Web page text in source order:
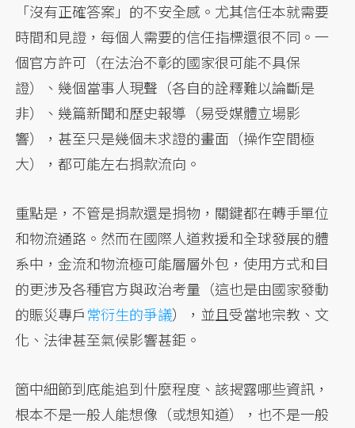
「沒有正確答案」的不安全感。尤其信任本就需要
時間和見證，每個人需要的信任指標還很不同。一
個官方許可（在法治不彰的國家很可能不具保
證）、幾個當事人現聲（各自的詮釋難以論斷是
非）、幾篇新聞和歷史報導（易受媒體立場影
響），甚至只是幾個未求證的畫面（操作空間極
大），都可能左右捐款流向。
重點是，不管是捐款還是捐物，關鍵都在轉手單位
和物流通路。然而在國際人道救援和全球發展的體
系中，金流和物流極可能層層外包，使用方式和目
的更涉及各種官方與政治考量（這也是由國家發動
的賑災專戶常衍生的爭議），並且受當地宗教、文
化、法律甚至氣候影響甚鉅。
箇中細節到底能追到什麼程度、該揭露哪些資訊，
根本不是一般人能想像（或想知道），也不是一般